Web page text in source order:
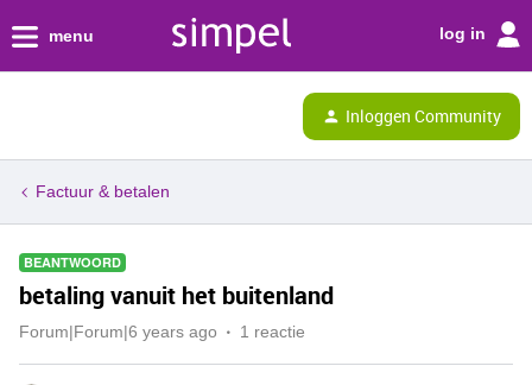
menu log in
Inloggen Community
Factuur & betalen
BEANTWOORD
betaling vanuit het buitenland
Forum|Forum|6 years ago 1 reactie